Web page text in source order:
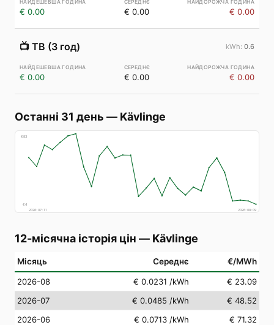
€ 0.00 € 0.00 € 0.00
📺 ТВ (3 год) 0.6
€ 0.00 € 0.00 € 0.00
Останні 31 день — Kävlinge
€83
€4
2026-07-11
2026-08-09
12-місячна історія цін — Kävlinge
Місяць Середнє €/MWh
2026-08 € 0.0231 /kWh
€ 23.09
2026-07
€ 0.0485 /kWh
€ 48.52
2026-06
€ 0.0713 /kWh
€ 71.32